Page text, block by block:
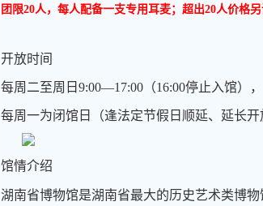
团限20人，每人配备一支专用耳麦；超出20人价格另
开放时间
每周二至周日9:00—17:00（16:00停止入馆），
每周一为闭馆日（逢法定节假日顺延、延长开
馆情介绍
湖南省博物馆是湖南省最大的历史艺术类博